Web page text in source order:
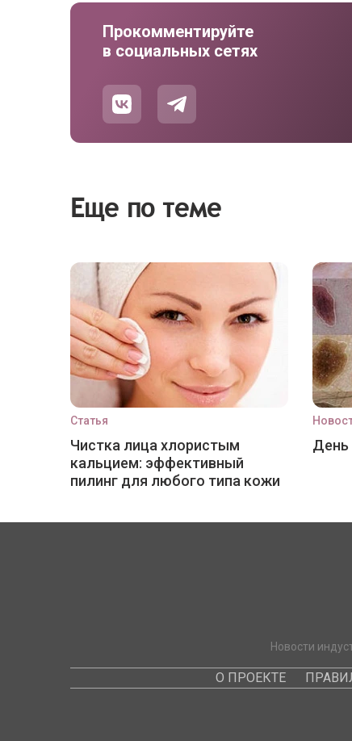
Прокомментируйте
в социальных сетях
Еще по теме
Статья
Чистка лица хлористым
кальцием: эффективный
пилинг для любого типа кожи
День
Новости
О ПРОЕКТЕ